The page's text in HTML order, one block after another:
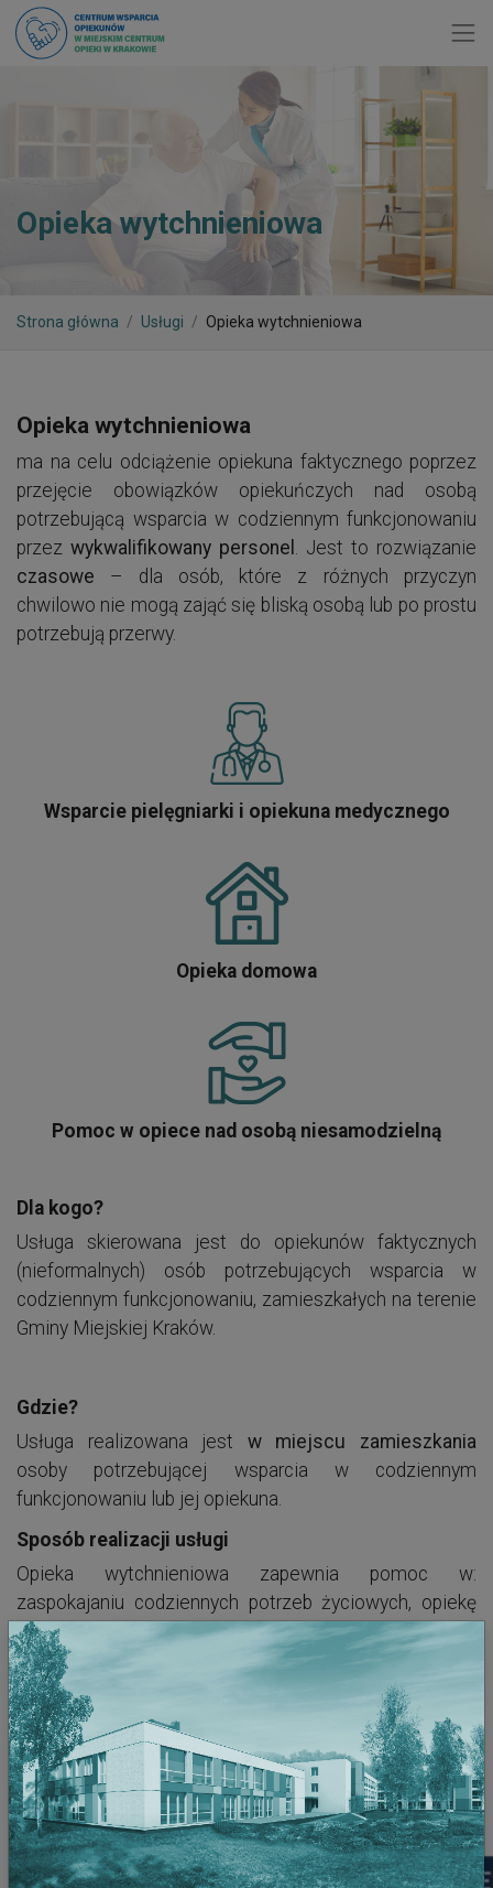
Opieka wytchnieniowa
Strona główna Usługi Opieka wytchnieniowa
Opieka wytchnieniowa
ma na celu odciążenie opiekuna faktycznego poprzez
przejęcie obowiązków opiekuńczych nad osobą
potrzebującą wsparcia w codziennym funkcjonowaniu
przez wykwalifikowany personel . Jest to rozwiązanie
czasowe – dla osób, które z różnych przyczyn
chwilowo nie mogą zająć się bliską osobą lub po prostu
potrzebują przerwy.
Wsparcie pielęgniarki i opiekuna medycznego
Opieka domowa
Pomoc w opiece nad osobą niesamodzielną
Dla kogo?
Usługa skierowana jest do opiekunów faktycznych
(nieformalnych) osób potrzebujących wsparcia w
codziennym funkcjonowaniu, zamieszkałych na terenie
Gminy Miejskiej Kraków.
Gdzie?
Usługa realizowana jest w miejscu zamieszkania
osoby potrzebującej wsparcia w codziennym
funkcjonowaniu lub jej opiekuna.
Sposób realizacji usługi
Opieka wytchnieniowa zapewnia pomoc w:
zaspokajaniu codziennych potrzeb życiowych, opiekę
higieniczną, pielęgnację zleconą przez lekarza, która
obejmuje czynności pielęgnacyjne wynikające z
przedłożonego zaświadczenia lekarskiego lub
dokumentacji medycznej, czynności uzupełniające w
stosunku do pielęgniarskiej opieki środowiskowej,
zapewnienie kontaktów z otoczeniem.